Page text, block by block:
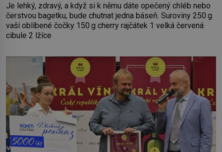
Je lehký, zdravý, a když si k němu dáte opečený chléb nebo
čerstvou bagetku, bude chutnat jedna báseň. Suroviny 250 g
vaší oblíbené čočky 150 g cherry rajčátek 1 velká červená
cibule 2 lžíce